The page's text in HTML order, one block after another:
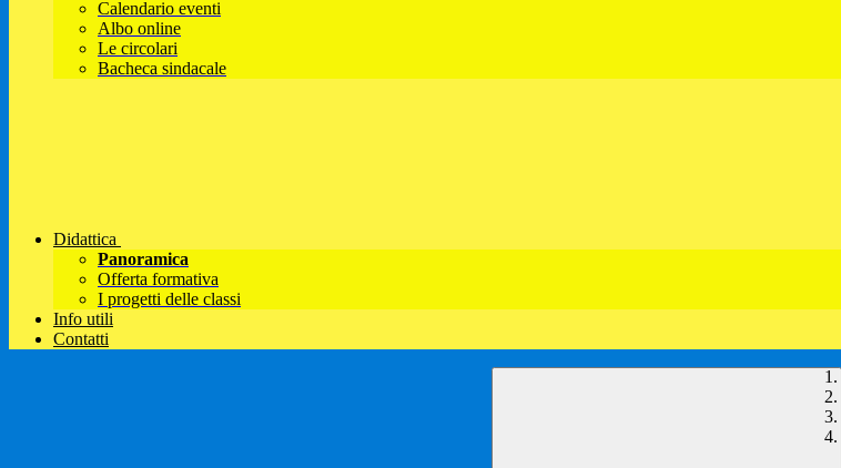
Calendario eventi
Albo online
Le circolari
Bacheca sindacale
Didattica
Panoramica
Offerta formativa
I progetti delle classi
Info utili
Contatti